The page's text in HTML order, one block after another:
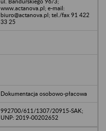
www.actanova.pl; e-mail:
biuro@actanova.pl; tel./fax 91 422
33 25
Dokumentacja osobowo-płacowa
992700/611/1307/20915-SAK;
UNP: 2019-00202652